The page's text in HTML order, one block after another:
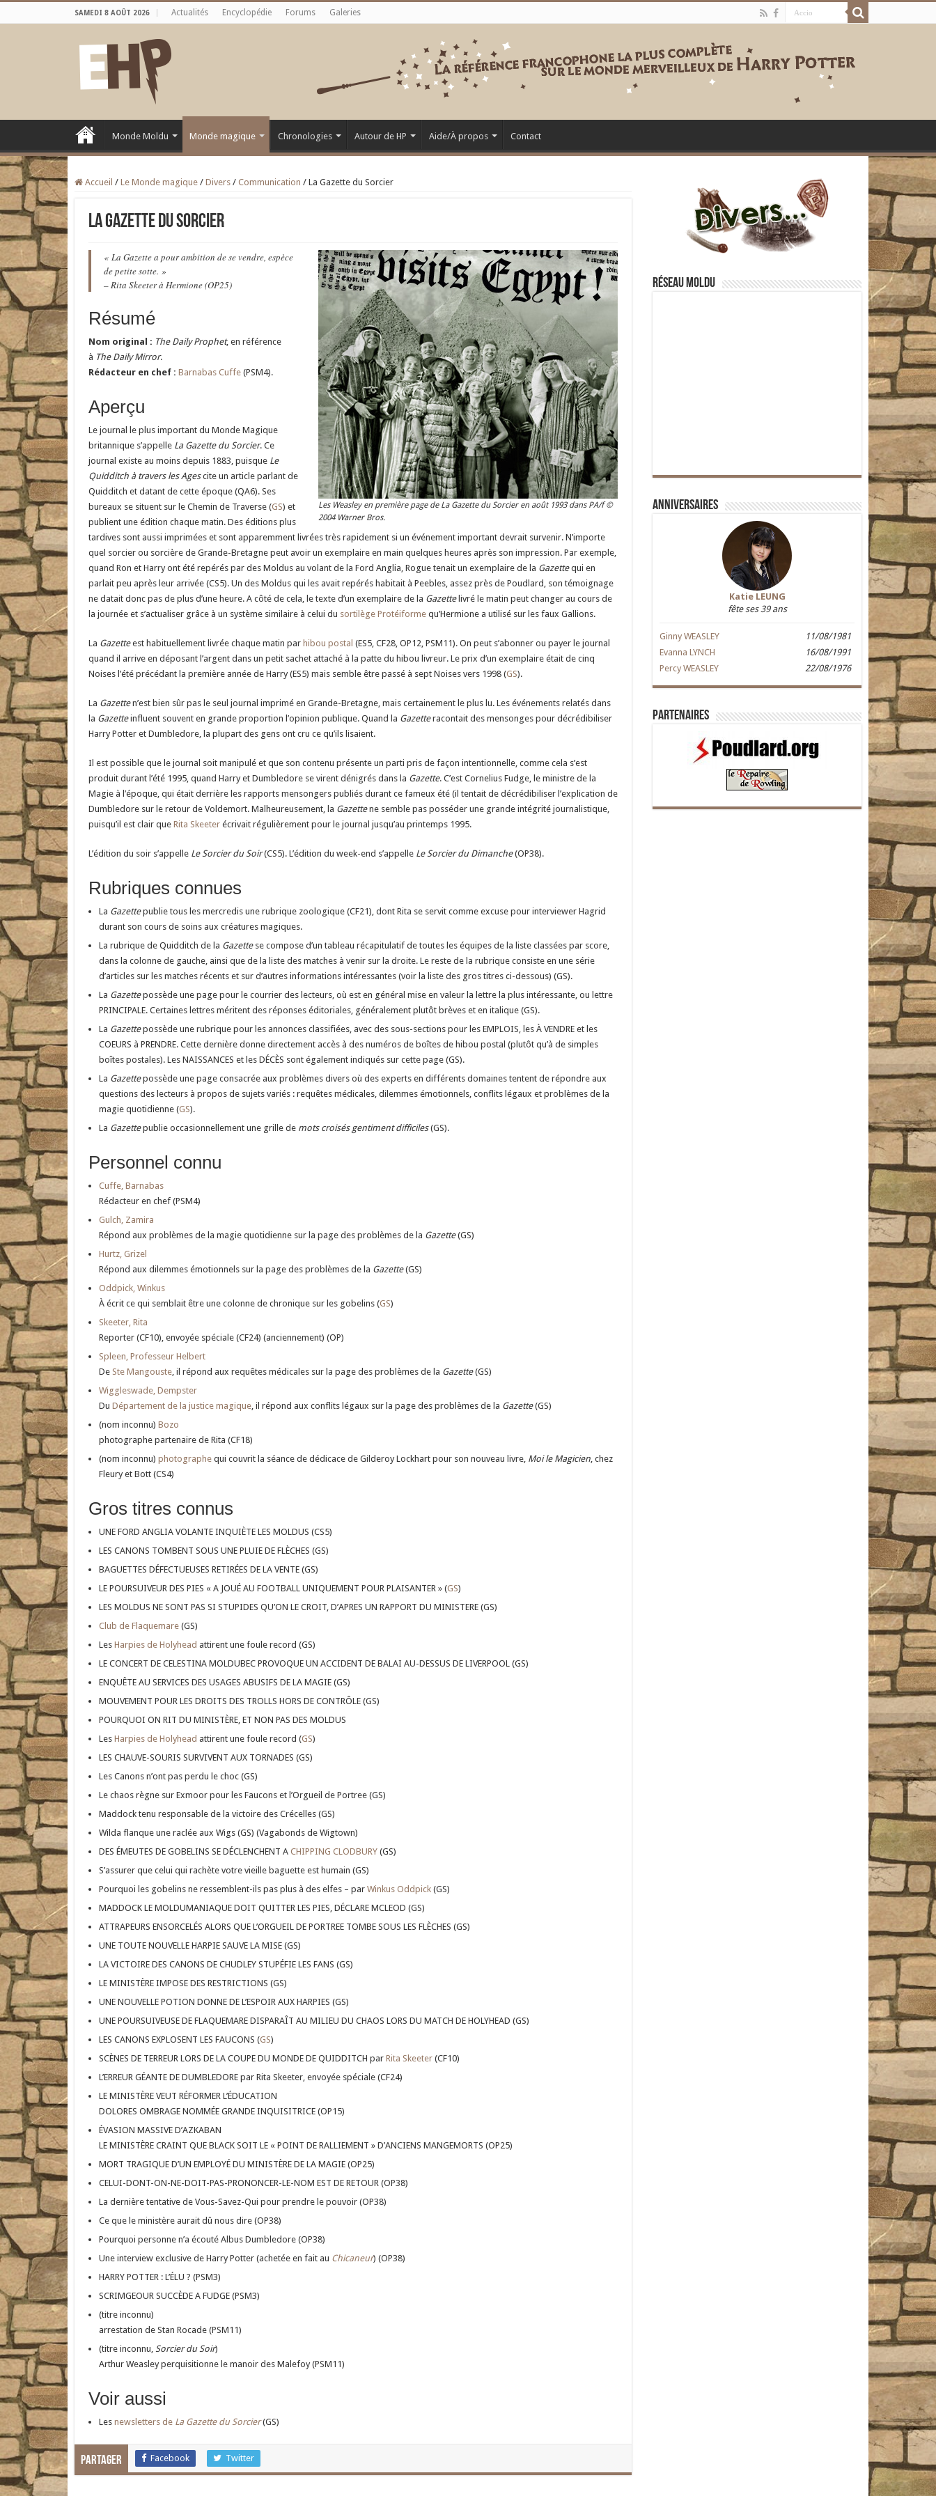
SAMEDI 8 AOÛT 2026 Actualités Encyclopédie Forums Galeries
Monde Moldu Monde magique Chronologies Autour de HP Aide/À propos Contact
Accueil / Le Monde magique / Divers / Communication / La Gazette du Sorcier
La Gazette du Sorcier
Les Weasley en première page de La Gazette du Sorcier en août 1993 dans PA/f ©
2004 Warner Bros.
« La Gazette a pour ambition de se vendre, espèce
de petite sotte. »
– Rita Skeeter à Hermione (OP25)
Résumé
Nom original : The Daily Prophet, en référence
à The Daily Mirror.
Rédacteur en chef : Barnabas Cuffe (PSM4).
Aperçu
Le journal le plus important du Monde Magique
britannique s’appelle La Gazette du Sorcier. Ce
journal existe au moins depuis 1883, puisque Le
Quidditch à travers les Agescite un article parlant de
Quidditch et datant de cette époque (QA6). Ses
bureaux se situent sur le Chemin de Traverse (GS) et
publient une édition chaque matin. Des éditions plus
tardives sont aussi imprimées et sont apparemment livrées très rapidement si un événement important devrait survenir. N’importe
quel sorcier ou sorcière de Grande-Bretagne peut avoir un exemplaire en main quelques heures après son impression. Par exemple,
quand Ron et Harry ont été repérés par des Moldus au volant de la Ford Anglia, Rogue tenait un exemplaire de la Gazettequi en
parlait peu après leur arrivée (CS5). Un des Moldus qui les avait repérés habitait à Peebles, assez près de Poudlard, son témoignage
ne datait donc pas de plus d’une heure. A côté de cela, le texte d’un exemplaire de la Gazettelivré le matin peut changer au cours de
la journée et s’actualiser grâce à un système similaire à celui du sortilège Protéiforme qu’Hermione a utilisé sur les faux Gallions.
La Gazetteest habituellement livrée chaque matin par hibou postal (ES5, CF28, OP12, PSM11). On peut s’abonner ou payer le journal
quand il arrive en déposant l’argent dans un petit sachet attaché à la patte du hibou livreur. Le prix d’un exemplaire était de cinq
Noises l’été précédant la première année de Harry (ES5) mais semble être passé à sept Noises vers 1998 (GS).
La Gazetten’est bien sûr pas le seul journal imprimé en Grande-Bretagne, mais certainement le plus lu. Les événements relatés dans
la Gazetteinfluent souvent en grande proportion l’opinion publique. Quand la Gazetteracontait des mensonges pour décrédibiliser
Harry Potter et Dumbledore, la plupart des gens ont cru ce qu’ils lisaient.
Il est possible que le journal soit manipulé et que son contenu présente un parti pris de façon intentionnelle, comme cela s’est
produit durant l’été 1995, quand Harry et Dumbledore se virent dénigrés dans la Gazette. C’est Cornelius Fudge, le ministre de la
Magie à l’époque, qui était derrière les rapports mensongers publiés durant ce fameux été (il tentait de décrédibiliser l’explication de
Dumbledore sur le retour de Voldemort. Malheureusement, la Gazettene semble pas posséder une grande intégrité journalistique,
puisqu’il est clair que Rita Skeeter écrivait régulièrement pour le journal jusqu’au printemps 1995.
L’édition du soir s’appelle Le Sorcier du Soir(CS5). L’édition du week-end s’appelle Le Sorcier du Dimanche(OP38).
Rubriques connues
La Gazettepublie tous les mercredis une rubrique zoologique (CF21), dont Rita se servit comme excuse pour interviewer Hagrid
durant son cours de soins aux créatures magiques.
La rubrique de Quidditch de la Gazettese compose d’un tableau récapitulatif de toutes les équipes de la liste classées par score,
dans la colonne de gauche, ainsi que de la liste des matches à venir sur la droite. Le reste de la rubrique consiste en une série
d’articles sur les matches récents et sur d’autres informations intéressantes (voir la liste des gros titres ci-dessous) (GS).
La Gazettepossède une page pour le courrier des lecteurs, où est en général mise en valeur la lettre la plus intéressante, ou lettre
PRINCIPALE. Certaines lettres méritent des réponses éditoriales, généralement plutôt brèves et en italique (GS).
La Gazettepossède une rubrique pour les annonces classifiées, avec des sous-sections pour les EMPLOIS, les À VENDRE et les
COEURS à PRENDRE. Cette dernière donne directement accès à des numéros de boîtes de hibou postal (plutôt qu’à de simples
boîtes postales). Les NAISSANCES et les DÉCÈS sont également indiqués sur cette page (GS).
La Gazettepossède une page consacrée aux problèmes divers où des experts en différents domaines tentent de répondre aux
questions des lecteurs à propos de sujets variés : requêtes médicales, dilemmes émotionnels, conflits légaux et problèmes de la
magie quotidienne (GS).
La Gazettepublie occasionnellement une grille de mots croisés gentiment difficiles(GS).
Personnel connu
Cuffe, Barnabas
Rédacteur en chef (PSM4)
Gulch, Zamira
Répond aux problèmes de la magie quotidienne sur la page des problèmes de la Gazette(GS)
Hurtz, Grizel
Répond aux dilemmes émotionnels sur la page des problèmes de la Gazette(GS)
Oddpick, Winkus
À écrit ce qui semblait être une colonne de chronique sur les gobelins (GS)
Skeeter, Rita
Reporter (CF10), envoyée spéciale (CF24) (anciennement) (OP)
Spleen, Professeur Helbert
De Ste Mangouste, il répond aux requêtes médicales sur la page des problèmes de la Gazette(GS)
Wiggleswade, Dempster
Du Département de la justice magique, il répond aux conflits légaux sur la page des problèmes de la Gazette(GS)
(nom inconnu) Bozo
photographe partenaire de Rita (CF18)
(nom inconnu) photographe qui couvrit la séance de dédicace de Gilderoy Lockhart pour son nouveau livre, Moi le Magicien, chez
Fleury et Bott (CS4)
Gros titres connus
UNE FORD ANGLIA VOLANTE INQUIÈTE LES MOLDUS (CS5)
LES CANONS TOMBENT SOUS UNE PLUIE DE FLÈCHES (GS)
BAGUETTES DÉFECTUEUSES RETIRÉES DE LA VENTE (GS)
LE POURSUIVEUR DES PIES « A JOUÉ AU FOOTBALL UNIQUEMENT POUR PLAISANTER » (GS)
LES MOLDUS NE SONT PAS SI STUPIDES QU’ON LE CROIT, D’APRES UN RAPPORT DU MINISTERE (GS)
Club de Flaquemare (GS)
Les Harpies de Holyhead attirent une foule record (GS)
LE CONCERT DE CELESTINA MOLDUBEC PROVOQUE UN ACCIDENT DE BALAI AU-DESSUS DE LIVERPOOL (GS)
ENQUÊTE AU SERVICES DES USAGES ABUSIFS DE LA MAGIE (GS)
MOUVEMENT POUR LES DROITS DES TROLLS HORS DE CONTRÔLE (GS)
POURQUOI ON RIT DU MINISTÈRE, ET NON PAS DES MOLDUS
Les Harpies de Holyhead attirent une foule record (GS)
LES CHAUVE-SOURIS SURVIVENT AUX TORNADES (GS)
Les Canons n’ont pas perdu le choc (GS)
Le chaos règne sur Exmoor pour les Faucons et l’Orgueil de Portree (GS)
Maddock tenu responsable de la victoire des Crécelles (GS)
Wilda flanque une raclée aux Wigs (GS) (Vagabonds de Wigtown)
DES ÉMEUTES DE GOBELINS SE DÉCLENCHENT A CHIPPING CLODBURY (GS)
S’assurer que celui qui rachète votre vieille baguette est humain (GS)
Pourquoi les gobelins ne ressemblent-ils pas plus à des elfes – par Winkus Oddpick (GS)
MADDOCK LE MOLDUMANIAQUE DOIT QUITTER LES PIES, DÉCLARE MCLEOD (GS)
ATTRAPEURS ENSORCELÉS ALORS QUE L’ORGUEIL DE PORTREE TOMBE SOUS LES FLÈCHES (GS)
UNE TOUTE NOUVELLE HARPIE SAUVE LA MISE (GS)
LA VICTOIRE DES CANONS DE CHUDLEY STUPÉFIE LES FANS (GS)
LE MINISTÈRE IMPOSE DES RESTRICTIONS (GS)
UNE NOUVELLE POTION DONNE DE L’ESPOIR AUX HARPIES (GS)
UNE POURSUIVEUSE DE FLAQUEMARE DISPARAÎT AU MILIEU DU CHAOS LORS DU MATCH DE HOLYHEAD (GS)
LES CANONS EXPLOSENT LES FAUCONS (GS)
SCÈNES DE TERREUR LORS DE LA COUPE DU MONDE DE QUIDDITCH par Rita Skeeter (CF10)
L’ERREUR GÉANTE DE DUMBLEDORE par Rita Skeeter, envoyée spéciale (CF24)
LE MINISTÈRE VEUT RÉFORMER L’ÉDUCATION
DOLORES OMBRAGE NOMMÉE GRANDE INQUISITRICE (OP15)
ÉVASION MASSIVE D’AZKABAN
LE MINISTÈRE CRAINT QUE BLACK SOIT LE « POINT DE RALLIEMENT » D’ANCIENS MANGEMORTS (OP25)
MORT TRAGIQUE D’UN EMPLOYÉ DU MINISTÈRE DE LA MAGIE (OP25)
CELUI-DONT-ON-NE-DOIT-PAS-PRONONCER-LE-NOM EST DE RETOUR (OP38)
La dernière tentative de Vous-Savez-Qui pour prendre le pouvoir (OP38)
Ce que le ministère aurait dû nous dire (OP38)
Pourquoi personne n’a écouté Albus Dumbledore (OP38)
Une interview exclusive de Harry Potter (achetée en fait au Chicaneur) (OP38)
HARRY POTTER : L’ÉLU ? (PSM3)
SCRIMGEOUR SUCCÈDE A FUDGE (PSM3)
(titre inconnu)
arrestation de Stan Rocade (PSM11)
(titre inconnu, Sorcier du Soir)
Arthur Weasley perquisitionne le manoir des Malefoy (PSM11)
Voir aussi
Les newsletters de La Gazette du Sorcier(GS)
Partager Facebook Twitter
Réseau moldu
Anniversaires
Katie LEUNG
fête ses 39 ans
Ginny WEASLEY
11/08/1981
Evanna LYNCH
16/08/1991
Percy WEASLEY
22/08/1976
Partenaires